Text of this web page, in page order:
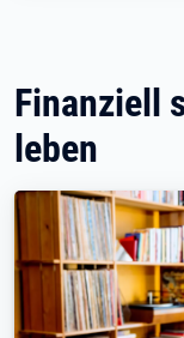
Finanziell
leben